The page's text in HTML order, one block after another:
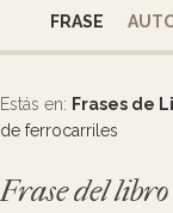
FRASE
Estás en: Frases de
de ferrocarriles
Frase del